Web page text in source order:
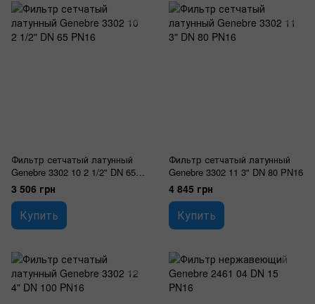
Фильтр сетчатый латунный
Genebre 3302 10 2 1/2" DN 65
PN16
3 506 грн
Купить
Фильтр сетчатый латунный
Genebre 3302 11 3" DN 80 PN16
4 845 грн
Купить